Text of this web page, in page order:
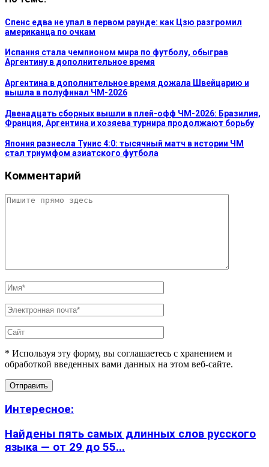
Спенс едва не упал в первом раунде: как Цзю разгромил
американца по очкам
Испания стала чемпионом мира по футболу, обыграв
Аргентину в дополнительное время
Аргентина в дополнительное время дожала Швейцарию и
вышла в полуфинал ЧМ-2026
Двенадцать сборных вышли в плей-офф ЧМ-2026: Бразилия,
Франция, Аргентина и хозяева турнира продолжают борьбу
Япония разнесла Тунис 4:0: тысячный матч в истории ЧМ
стал триумфом азиатского футбола
Комментарий
* Используя эту форму, вы соглашаетесь с хранением и
обработкой введенных вами данных на этом веб-сайте.
Интересное:
Найдены пять самых длинных слов русского
языка — от 29 до 55...